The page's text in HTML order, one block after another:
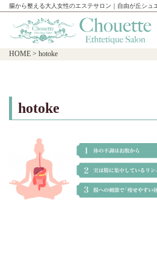
腸から整える大人女性のエステサロン｜自由が丘シュ
HOME > hotoke
hotoke